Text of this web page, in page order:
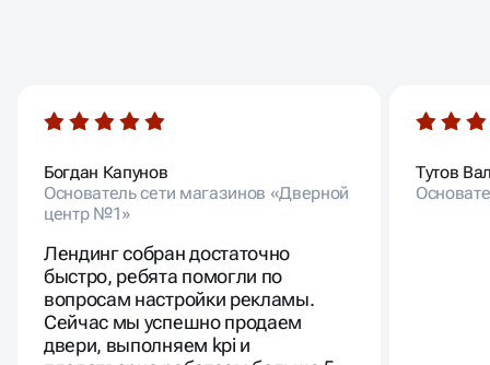
Богдан Капунов
Основатель сети магазинов «Дверной
центр №1»
Лендинг собран достаточно
быстро, ребята помогли по
вопросам настройки рекламы.
Сейчас мы успешно продаем
двери, выполняем kpi и
Тутов